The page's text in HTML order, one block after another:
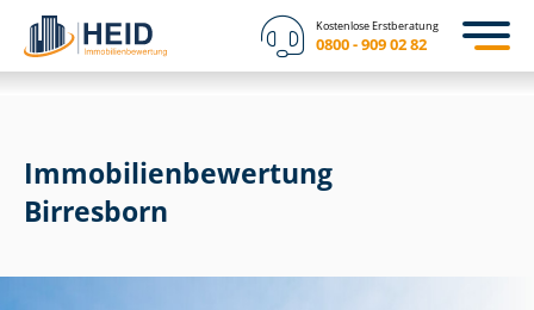
Kostenlose Erstberatung
0800 - 909 02 82
Immobilien­bewertung
Birresborn